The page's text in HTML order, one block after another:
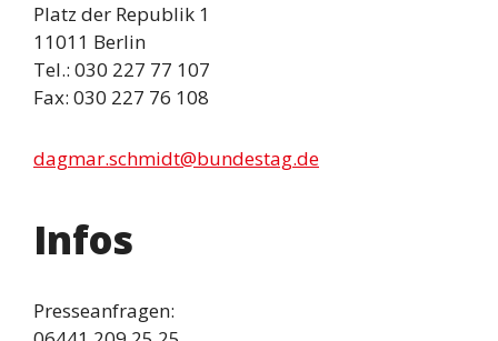
Platz der Republik 1
11011 Berlin
Tel.: 030 227 77 107
Fax: 030 227 76 108
dagmar.schmidt@bundestag.de
Infos
Presseanfragen: